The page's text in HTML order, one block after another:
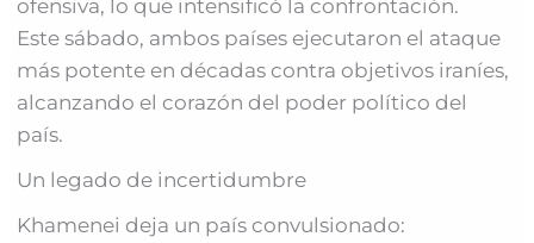
ofensiva, lo que intensificó la confrontación.
Este sábado, ambos países ejecutaron el ataque
más potente en décadas contra objetivos iraníes,
alcanzando el corazón del poder político del
país.
Un legado de incertidumbre
Khamenei deja un país convulsionado: